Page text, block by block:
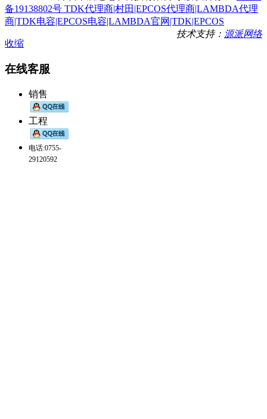
备19138802号 TDK代理商|村田|EPCOS代理商|LAMBDA代理
商|TDK电容|EPCOS电容|LAMBDA官网|TDK|EPCOS
技术支持： 源派网络
收缩
在线客服
销售
工程
电话:0755-
29120592